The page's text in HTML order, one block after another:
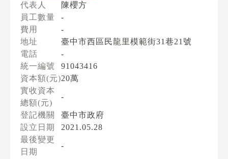
代表人
陳櫻方
員工數量
-
費用
-
地址
臺中市西區民龍里模範街31巷21號
電話
-
統一編號
91043416
資本額(元)20萬
實收資本
總額(元)
-
登記機關
臺中市政府
設立日期
2021.05.28
最後變更
日期
-